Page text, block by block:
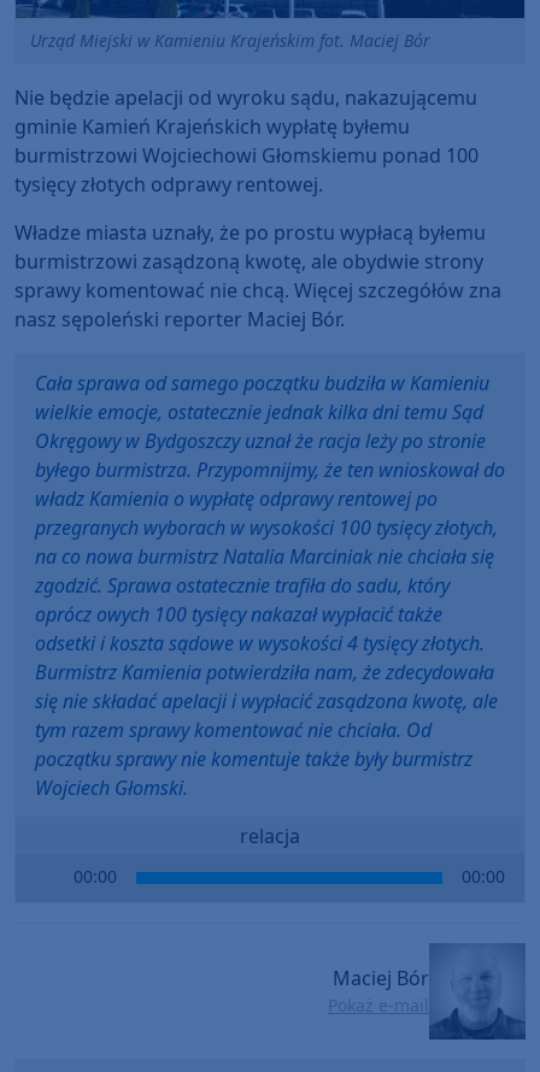
Urząd Miejski w Kamieniu Krajeńskim fot. Maciej Bór
Nie będzie apelacji od wyroku sądu, nakazującemu
gminie Kamień Krajeńskich wypłatę byłemu
burmistrzowi Wojciechowi Głomskiemu ponad 100
tysięcy złotych odprawy rentowej.
Władze miasta uznały, że po prostu wypłacą byłemu
burmistrzowi zasądzoną kwotę, ale obydwie strony
sprawy komentować nie chcą. Więcej szczegółów zna
nasz sępoleński reporter Maciej Bór.
Cała sprawa od samego początku budziła w Kamieniu
wielkie emocje, ostatecznie jednak kilka dni temu Sąd
Okręgowy w Bydgoszczy uznał że racja leży po stronie
byłego burmistrza. Przypomnijmy, że ten wnioskował do
władz Kamienia o wypłatę odprawy rentowej po
przegranych wyborach w wysokości 100 tysięcy złotych,
na co nowa burmistrz Natalia Marciniak nie chciała się
zgodzić. Sprawa ostatecznie trafiła do sadu, który
oprócz owych 100 tysięcy nakazał wypłacić także
odsetki i koszta sądowe w wysokości 4 tysięcy złotych.
Burmistrz Kamienia potwierdziła nam, że zdecydowała
się nie składać apelacji i wypłacić zasądzona kwotę, ale
tym razem sprawy komentować nie chciała. Od
początku sprawy nie komentuje także były burmistrz
Wojciech Głomski.
relacja
00:00 00:00
Maciej Bór
Pokaż e-mail